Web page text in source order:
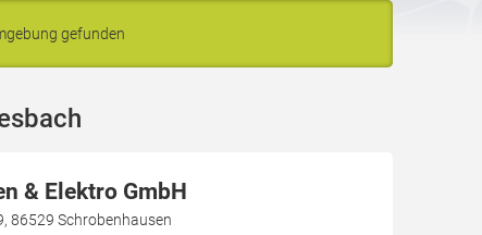
gefunden
& Elektro GmbH
86529 Schrobenhausen